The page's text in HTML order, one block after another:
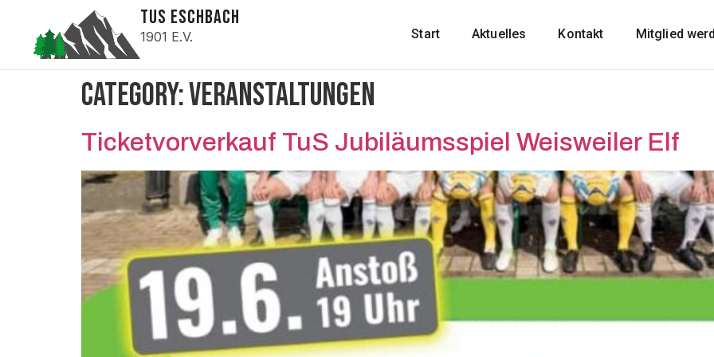
TUS ESCHBACH
1901 E.V. Start Aktuelles Kontakt Mitglied
Category:Veranstaltungen
Ticketvorverkauf TuS Jubiläumsspiel Weisweiler Elf